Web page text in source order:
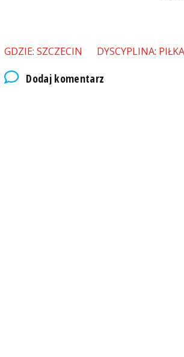
GDZIE: SZCZECIN DYSCYPLINA:
Dodaj komentarz